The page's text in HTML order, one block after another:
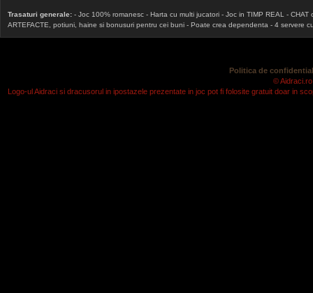
Trasaturi generale: - Joc 100% romanesc - Harta cu multi jucatori - Joc in TIMP REAL -
ARTEFACTE, potiuni, haine si bonusuri pentru cei buni - Poate crea dependenta - 4 servere
Politica de
©
Logo-ul Aidraci si dracusorul in ipostazele prezentate in joc pot fi folosite gratuit doar in